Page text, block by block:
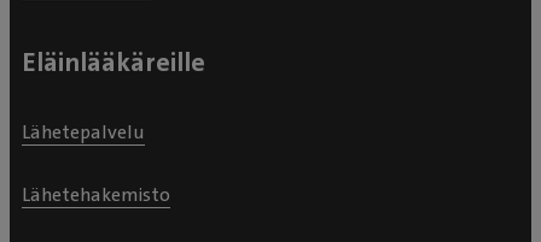
Eläinlääkäreille
Lähetepalvelu
Lähetehakemisto